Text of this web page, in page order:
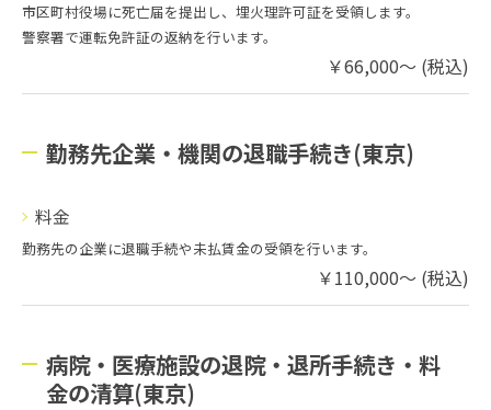
市区町村役場に死亡届を提出し、埋火理許可証を受領します。
警察署で運転免許証の返納を行います。
￥66,000～ (税込)
勤務先企業・機関の退職手続き(東京)
料金
勤務先の企業に退職手続や未払賃金の受領を行います。
￥110,000～ (税込)
病院・医療施設の退院・退所手続き・料
金の清算(東京)